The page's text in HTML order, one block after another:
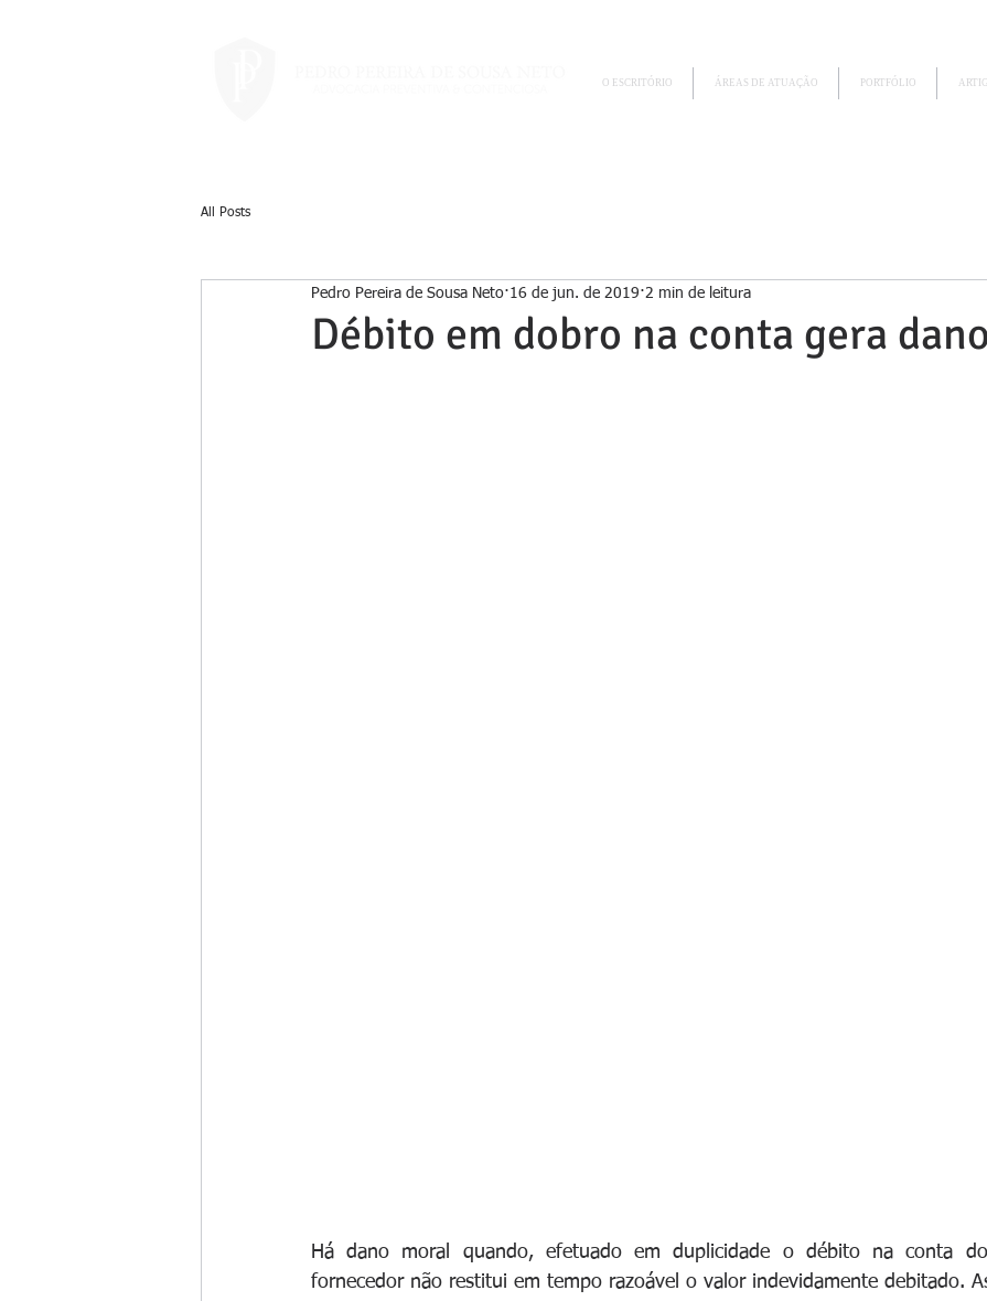
O ESCRITÓRIO ÁREAS DE ATUAÇÃO PORTFÓLIO
All Posts
Débito em dobro na conta gera
Pedro Pereira de Sousa Neto 16 de jun. de 2019 2 min de leitura
Há dano moral quando, efetuado em duplicidade o débito na conta
fornecedor não restitui em tempo razoável o valor indevidamente debitado.